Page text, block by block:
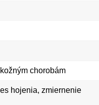
chorobám
hojenia, zmiernenie